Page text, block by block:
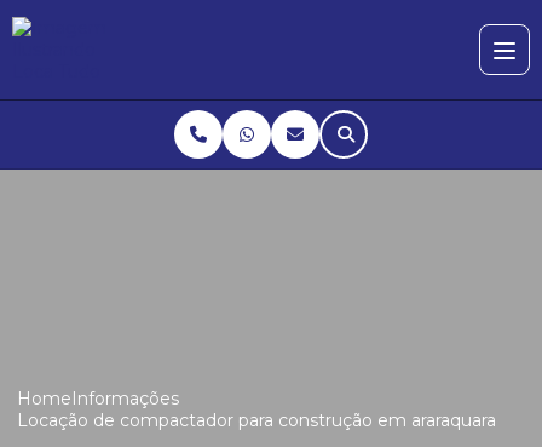
HomeInformações
Locação de compactador para construção em araraquara